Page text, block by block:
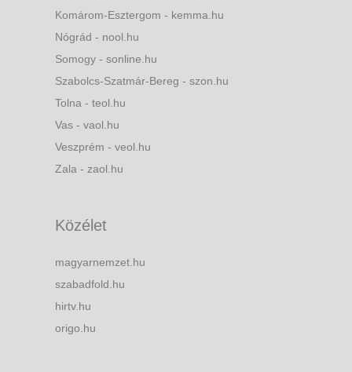
Komárom-Esztergom - kemma.hu
Nógrád - nool.hu
Somogy - sonline.hu
Szabolcs-Szatmár-Bereg - szon.hu
Tolna - teol.hu
Vas - vaol.hu
Veszprém - veol.hu
Zala - zaol.hu
Közélet
magyarnemzet.hu
szabadfold.hu
hirtv.hu
origo.hu